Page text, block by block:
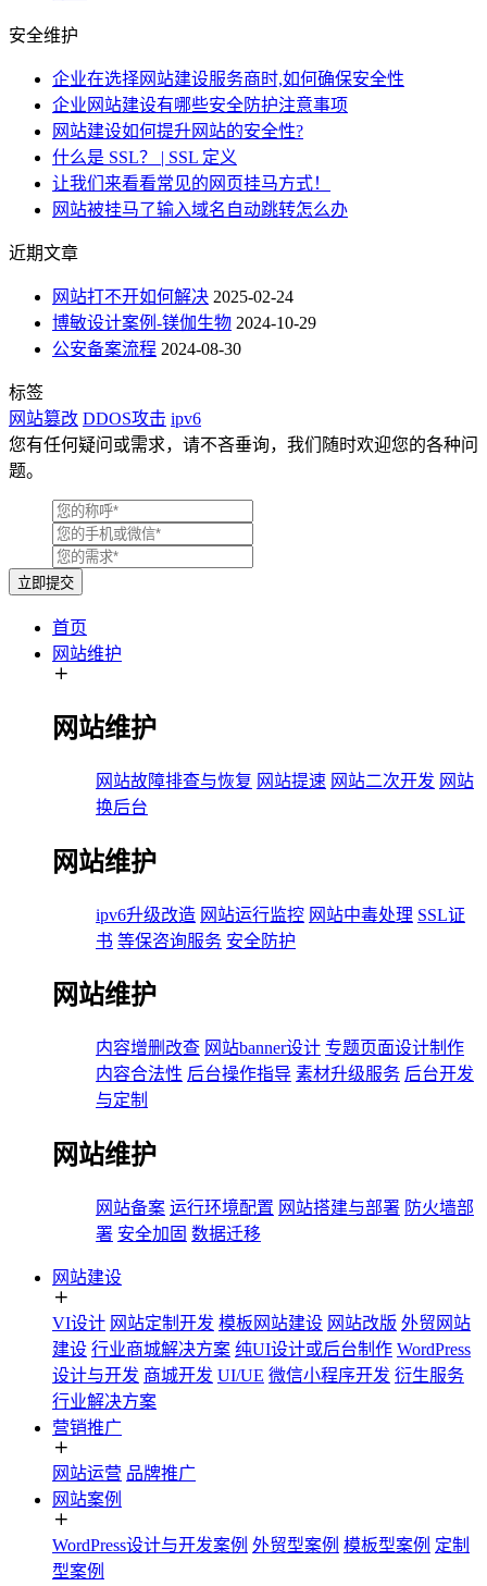
安全维护
企业在选择网站建设服务商时,如何确保安全性
企业网站建设有哪些安全防护注意事项
网站建设如何提升网站的安全性?
什么是 SSL？ | SSL 定义
让我们来看看常见的网页挂马方式！
网站被挂马了输入域名自动跳转怎么办
近期文章
网站打不开如何解决 2025-02-24
博敏设计案例-镁伽生物 2024-10-29
公安备案流程 2024-08-30
标签
网站篡改 DDOS攻击 ipv6
您有任何疑问或需求，请不吝垂询，我们随时欢迎您的各种问
题。
立即提交
首页
网站维护
网站维护
网站故障排查与恢复 网站提速 网站二次开发 网站
换后台
网站维护
ipv6升级改造 网站运行监控 网站中毒处理 SSL证
书 等保咨询服务 安全防护
网站维护
内容增删改查 网站banner设计 专题页面设计制作
内容合法性 后台操作指导 素材升级服务 后台开发
与定制
网站维护
网站备案 运行环境配置 网站搭建与部署 防火墙部
署 安全加固 数据迁移
网站建设
VI设计 网站定制开发 模板网站建设 网站改版 外贸网站
建设 行业商城解决方案 纯UI设计或后台制作 WordPress
设计与开发 商城开发 UI/UE 微信小程序开发 衍生服务
行业解决方案
营销推广
网站运营 品牌推广
网站案例
WordPress设计与开发案例 外贸型案例 模板型案例 定制
型案例